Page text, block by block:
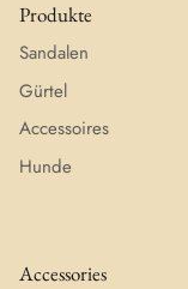
Produkte
Sandalen
Gürtel
Accessoires
Hunde
Accessories